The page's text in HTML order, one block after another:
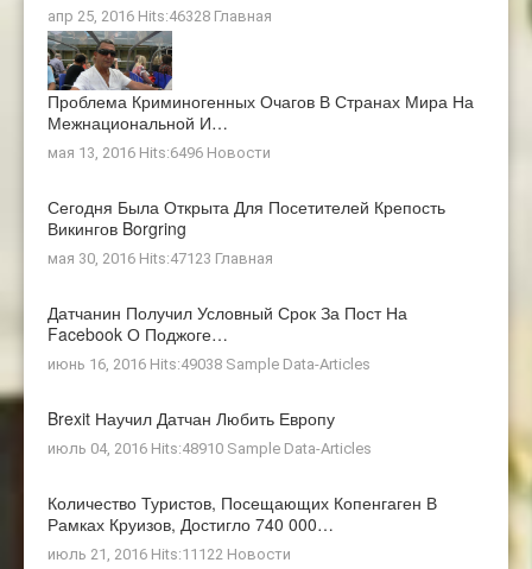
апр 25, 2016 Hits:46328 Главная
Проблема Криминогенных Очагов В Странах Мира На
Межнациональной И…
мая 13, 2016 Hits:6496 Новости
Сегодня Была Открыта Для Посетителей Крепость
Викингов Borgring
мая 30, 2016 Hits:47123 Главная
Датчанин Получил Условный Срок За Пост На
Facebook О Поджоге…
июнь 16, 2016 Hits:49038 Sample Data-Articles
Brexit Научил Датчан Любить Европу
июль 04, 2016 Hits:48910 Sample Data-Articles
Количество Туристов, Посещающих Копенгаген В
Рамках Круизов, Достигло 740 000…
июль 21, 2016 Hits:11122 Новости